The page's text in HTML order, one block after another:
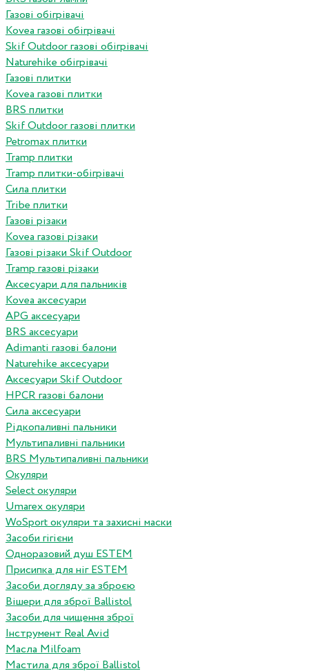
Газові обігрівачі
Kovea газові обігрівачі
Skif Outdoor газові обігрівачі
Naturehike обігрівачі
Газові плитки
Kovea газові плитки
BRS плитки
Skif Outdoor газові плитки
Petromax плитки
Tramp плитки
Tramp плитки-обігрівачі
Сила плитки
Tribe плитки
Газові різаки
Kovea газові різаки
Газові різаки Skif Outdoor
Tramp газові різаки
Аксесуари для пальників
Kovea аксесуари
APG аксесуари
BRS аксесуари
Adimanti газові балони
Naturehike аксесуари
Аксесуари Skif Outdoor
HPCR газові балони
Сила аксесуари
Рідкопаливні пальники
Мультипаливні пальники
BRS Мультипаливні пальники
Окуляри
Select окуляри
Umarex окуляри
WoSport окуляри та захисні маски
Засоби гігієни
Одноразовий душ ESTEM
Присипка для ніг ESTEM
Засоби догляду за зброєю
Вішери для зброї Ballistol
Засоби для чищення зброї
Інструмент Real Avid
Масла Milfoam
Мастила для зброї Ballistol